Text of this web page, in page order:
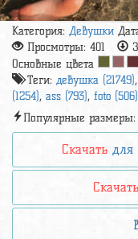
Категория: Девушки
Просмотры: 401
Основные цвета
Теги: девушка (21749),
(1254), ass (793), foto (506)
Популярные размеры:
Скачать для
Скачать